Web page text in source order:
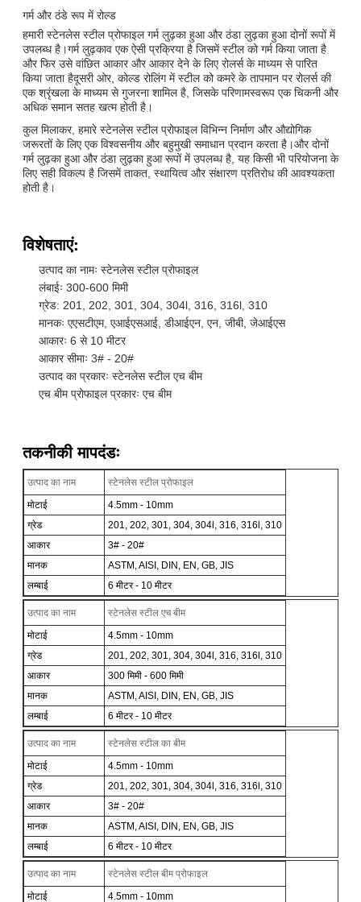
गर्म और ठंडे रूप में रोल्ड
हमारी स्टेनलेस स्टील प्रोफाइल गर्म लुढ़का हुआ और ठंडा लुढ़का हुआ दोनों रूपों में
उपलब्ध है।गर्म लुढ़काव एक ऐसी प्रक्रिया है जिसमें स्टील को गर्म किया जाता है
और फिर उसे वांछित आकार और आकार देने के लिए रोलर्स के माध्यम से पारित
किया जाता हैदूसरी ओर, कोल्ड रोलिंग में स्टील को कमरे के तापमान पर रोलर्स की
एक श्रृंखला के माध्यम से गुजरना शामिल है, जिसके परिणामस्वरूप एक चिकनी और
अधिक समान सतह खत्म होती है।
कुल मिलाकर, हमारे स्टेनलेस स्टील प्रोफाइल विभिन्न निर्माण और औद्योगिक
जरूरतों के लिए एक विश्वसनीय और बहुमुखी समाधान प्रदान करता है।और दोनों
गर्म लुढ़का हुआ और ठंडा लुढ़का हुआ रूपों में उपलब्ध है, यह किसी भी परियोजना के
लिए सही विकल्प है जिसमें ताकत, स्थायित्व और संक्षारण प्रतिरोध की आवश्यकता
होती है।
विशेषताएं:
उत्पाद का नामः स्टेनलेस स्टील प्रोफाइल
लंबाईः 300-600 मिमी
ग्रेड: 201, 202, 301, 304, 304l, 316, 316l, 310
मानकः एएसटीएम, एआईएसआई, डीआईएन, एन, जीबी, जेआईएस
आकारः 6 से 10 मीटर
आकार सीमाः 3# - 20#
उत्पाद का प्रकारः स्टेनलेस स्टील एच बीम
एच बीम प्रोफाइल प्रकारः एच बीम
तकनीकी मापदंडः
उत्पाद का नाम
स्टेनलेस स्टील प्रोफाइल
मोटाई
4.5mm - 10mm
ग्रेड
201, 202, 301, 304, 304l, 316, 316l, 310
आकार
3# - 20#
मानक
ASTM, AISI, DIN, EN, GB, JIS
लम्बाई
6 मीटर - 10 मीटर
उत्पाद का नाम
स्टेनलेस स्टील एच बीम
मोटाई
4.5mm - 10mm
ग्रेड
201, 202, 301, 304, 304l, 316, 316l, 310
आकार
300 मिमी - 600 मिमी
मानक
ASTM, AISI, DIN, EN, GB, JIS
लम्बाई
6 मीटर - 10 मीटर
उत्पाद का नाम
स्टेनलेस स्टील का बीम
मोटाई
4.5mm - 10mm
ग्रेड
201, 202, 301, 304, 304l, 316, 316l, 310
आकार
3# - 20#
मानक
ASTM, AISI, DIN, EN, GB, JIS
लम्बाई
6 मीटर - 10 मीटर
उत्पाद का नाम
स्टेनलेस स्टील बीम प्रोफाइल
मोटाई
4.5mm - 10mm